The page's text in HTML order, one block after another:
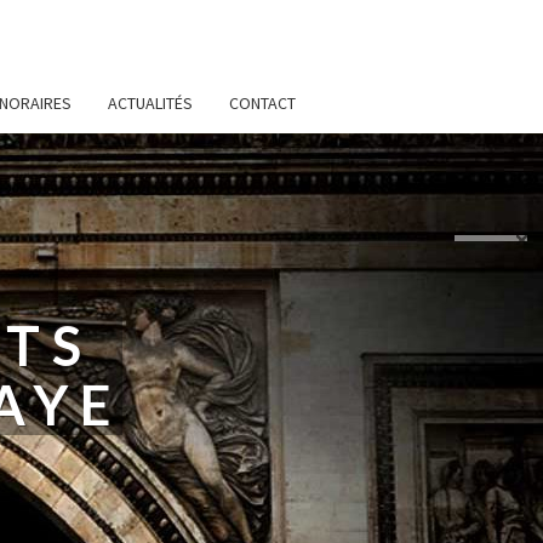
ACTUALITÉS CONTACT